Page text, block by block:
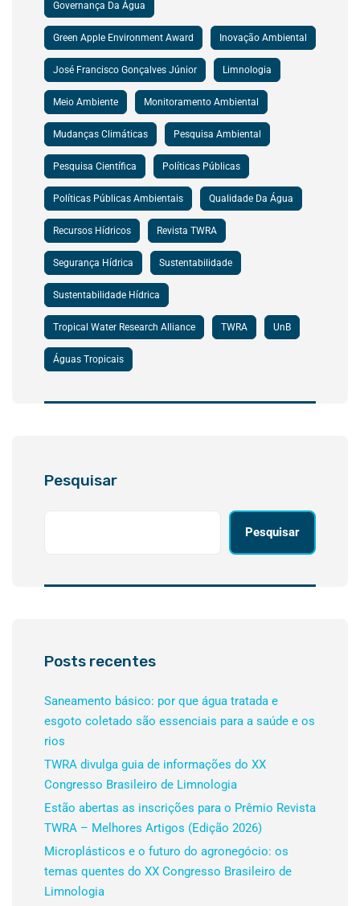
Governança Da Água
Green Apple Environment Award Inovação Ambiental
José Francisco Gonçalves Júnior Limnologia
Meio Ambiente Monitoramento Ambiental
Mudanças Climáticas Pesquisa Ambiental
Pesquisa Científica Políticas Públicas
Políticas Públicas Ambientais Qualidade Da Água
Recursos Hídricos Revista TWRA
Segurança Hídrica Sustentabilidade
Sustentabilidade Hídrica
Tropical Water Research Alliance TWRA UnB
Águas Tropicais
Pesquisar
Pesquisar
Posts recentes
Saneamento básico: por que água tratada e
esgoto coletado são essenciais para a saúde e os
rios
TWRA divulga guia de informações do XX
Congresso Brasileiro de Limnologia
Estão abertas as inscrições para o Prêmio Revista
TWRA – Melhores Artigos (Edição 2026)
Microplásticos e o futuro do agronegócio: os
temas quentes do XX Congresso Brasileiro de
Limnologia